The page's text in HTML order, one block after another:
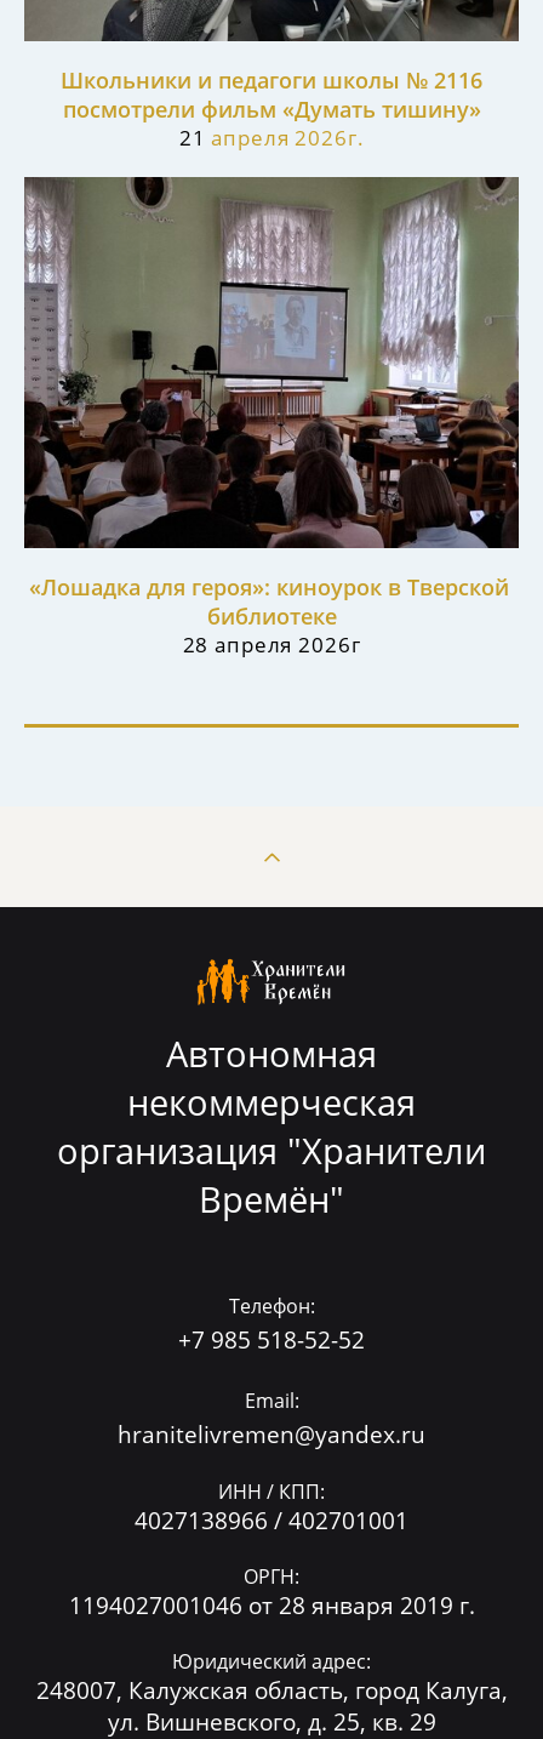
Школьники и педагоги школы № 2116
посмотрели фильм «Думать тишину»
21 апреля 2026г.
«Лошадка для героя»: киноурок в Тверской
библиотеке
28 апреля 2026г
Автономная
некоммерческая
организация "Хранители
Времён"
Телефон:
+7 985 518-52-52
Email:
hranitelivremen@yandex.ru
ИНН / КПП:
4027138966 / 402701001
ОРГН:
1194027001046 от 28 января 2019 г.
Юридический адрес:
248007, Калужская область, город Калуга,
ул. Вишневского, д. 25, кв. 29